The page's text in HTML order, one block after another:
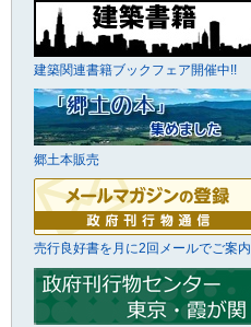
建築関連書籍ブックフェア開催中!!
郷土本販売
売行良好書を月に2回メールでご案内